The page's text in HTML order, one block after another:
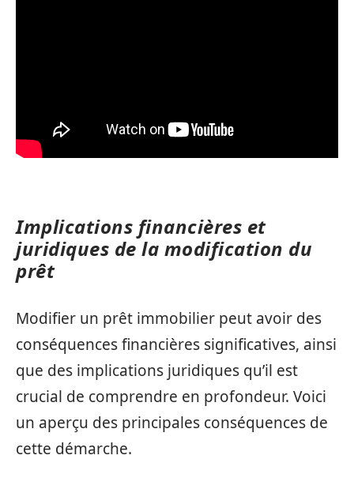
Implications financières et
juridiques de la modification du
prêt
Modifier un prêt immobilier peut avoir des
conséquences financières significatives, ainsi
que des implications juridiques qu’il est
crucial de comprendre en profondeur. Voici
un aperçu des principales conséquences de
cette démarche.